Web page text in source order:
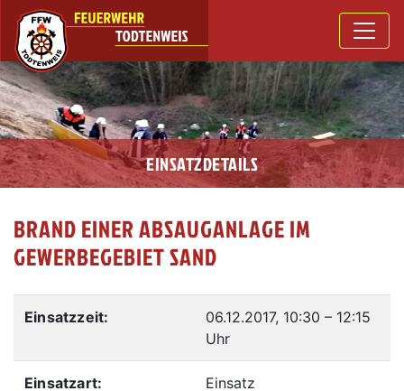
EINSATZDETAILS
BRAND EINER ABSAUGANLAGE IM
GEWERBEGEBIET SAND
Einsatzzeit: 06.12.2017, 10:30 – 12:15
Uhr
Einsatzart: Einsatz